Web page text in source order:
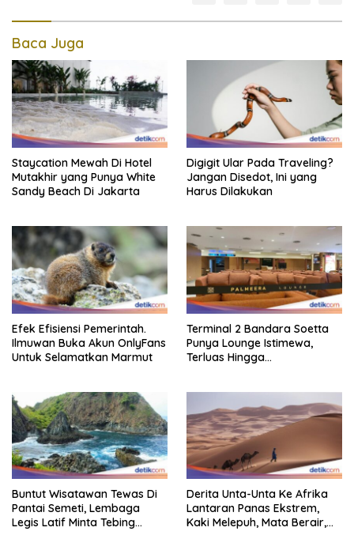
Baca Juga
Staycation Mewah Di Hotel
Mutakhir yang Punya White
Sandy Beach Di Jakarta
Digigit Ular Pada Traveling?
Jangan Disedot, Ini yang
Harus Dilakukan
Efek Efisiensi Pemerintah.
Ilmuwan Buka Akun OnlyFans
Untuk Selamatkan Marmut
Terminal 2 Bandara Soetta
Punya Lounge Istimewa,
Terluas Hingga
Buntut Wisatawan Tewas Di
Pantai Semeti, Lembaga
Legis Latif Minta Tebing
Derita Unta-Unta Ke Afrika
Lantaran Panas Ekstrem,
Kaki Melepuh, Mata Berair,